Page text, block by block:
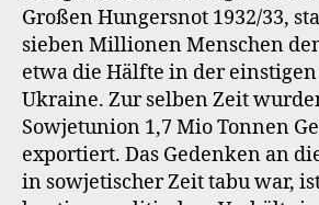
Großen Hungersnot 1932/33,
sieben Millionen Menschen
etwa die Hälfte in der
Ukraine. Zur selben Zeit
Sowjetunion 1,7 Mio Tonnen
exportiert. Das Gedenken an
in sowjetischer Zeit tabu war,